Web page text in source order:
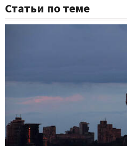
Статьи по теме